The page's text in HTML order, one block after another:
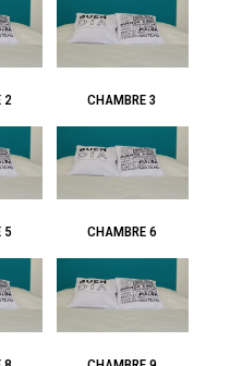
2 CHAMBRE 3
5 CHAMBRE 6